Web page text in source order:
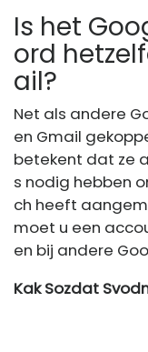
Is het
ord
ail?
Net als andere
en Gmail
betekent dat ze
s nodig hebben
ch heeft
moet u een
en bij andere
Kak Sozdat